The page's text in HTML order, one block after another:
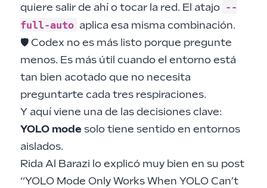
quiere salir de ahí o tocar la red. El atajo --
full-auto aplica esa misma combinación.
🛡️ Codex no es más listo porque pregunte
menos. Es más útil cuando el entorno está
tan bien acotado que no necesita
preguntarte cada tres respiraciones.
Y aquí viene una de las decisiones clave:
YOLO modesolo tiene sentido en entornos
aislados.
Rida Al Barazi lo explicó muy bien en su post
“YOLO Mode Only Works When YOLO Can’t